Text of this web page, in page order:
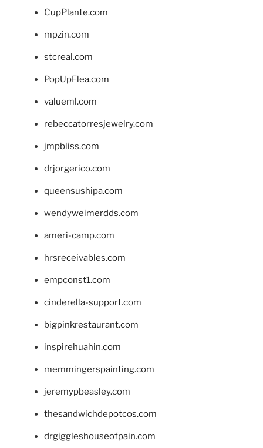
CupPlante.com
mpzin.com
stcreal.com
PopUpFlea.com
valueml.com
rebeccatorresjewelry.com
jmpbliss.com
drjorgerico.com
queensushipa.com
wendyweimerdds.com
ameri-camp.com
hrsreceivables.com
empconst1.com
cinderella-support.com
bigpinkrestaurant.com
inspirehuahin.com
memmingerspainting.com
jeremypbeasley.com
thesandwichdepotcos.com
drgiggleshouseofpain.com